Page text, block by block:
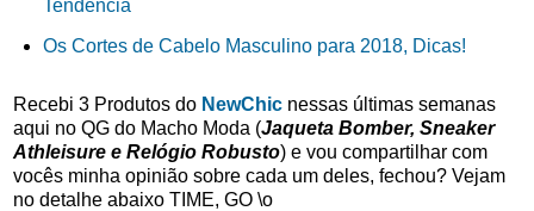
Tendência
Os Cortes de Cabelo Masculino para 2018, Dicas!
Recebi 3 Produtos do NewChic nessas últimas semanas
aqui no QG do Macho Moda (Jaqueta Bomber, Sneaker
Athleisure e Relógio Robusto) e vou compartilhar com
vocês minha opinião sobre cada um deles, fechou? Vejam
no detalhe abaixo TIME, GO \o